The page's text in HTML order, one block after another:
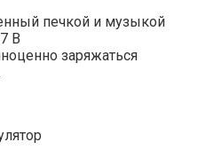
печкой и музыкой
В
заряжаться